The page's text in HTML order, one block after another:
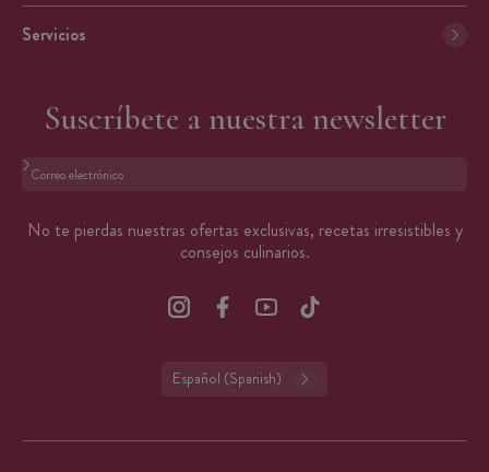
Servicios
Suscríbete a nuestra newsletter
Formato: dirección@email.com
No te pierdas nuestras ofertas exclusivas, recetas irresistibles y
consejos culinarios.
Español (Spanish)